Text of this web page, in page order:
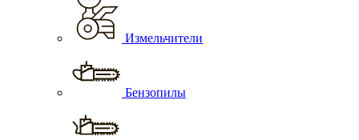
Измельчители
Бензопилы